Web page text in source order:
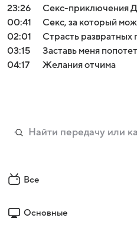
23:26
Секс-приключения
00:41
Секс, за который
02:01
Страсть развратных
03:15
Заставь меня
04:17
Желания отчима
Все
Основные